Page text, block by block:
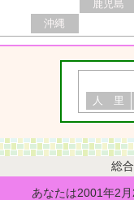
鹿児島
沖縄
人 里
総
あなたは2001年2